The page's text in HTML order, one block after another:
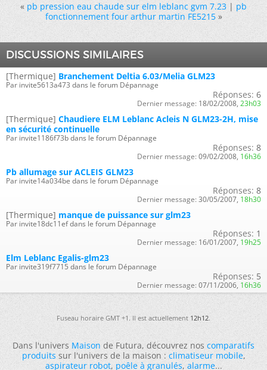
« pb pression eau chaude sur elm leblanc gvm 7.23|pb
fonctionnement four arthur martin FE5215 »
DISCUSSIONS SIMILAIRES
[Thermique] Branchement Deltia 6.03/Melia GLM23
Par invite5613a473 dans le forum Dépannage
Réponses: 6
Dernier message: 18/02/2008, 23h03
[Thermique] Chaudiere ELM Leblanc Acleis N GLM23-2H, mise
en sécurité continuelle
Par invite1186f73b dans le forum Dépannage
Réponses: 8
Dernier message: 09/02/2008, 16h36
Pb allumage sur ACLEIS GLM23
Par invite14a034be dans le forum Dépannage
Réponses: 8
Dernier message: 30/05/2007, 18h30
[Thermique] manque de puissance sur glm23
Par invite18dc11ef dans le forum Dépannage
Réponses: 1
Dernier message: 16/01/2007, 19h25
Elm Leblanc Egalis-glm23
Par invite319f7715 dans le forum Dépannage
Réponses: 5
Dernier message: 07/11/2006, 16h36
Fuseau horaire GMT +1. Il est actuellement12h12.
Dans l'universMaisonde Futura, découvrez noscomparatifs
produitssur l'univers de la maison :climatiseur mobile,
aspirateur robot,poêle à granulés,alarme...